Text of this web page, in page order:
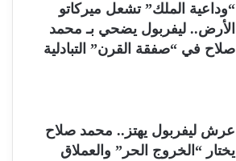
“وداعية الملك” تشعل ميركاتو
الأرض.. ليفربول يضحي بـ محمد
صلاح في “صفقة القرن” التبادلية
​عرش ليفربول يهتز.. محمد صلاح
يختار “الخروج الحر” والعملاق